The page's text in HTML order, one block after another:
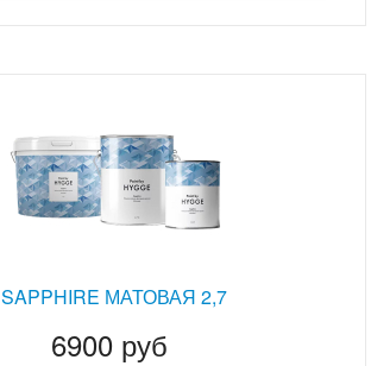
SAPPHIRE МАТОВАЯ 2,7
6900 руб